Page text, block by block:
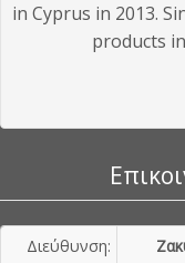
in Cyprus in 2013.
products
Διεύθυνση: